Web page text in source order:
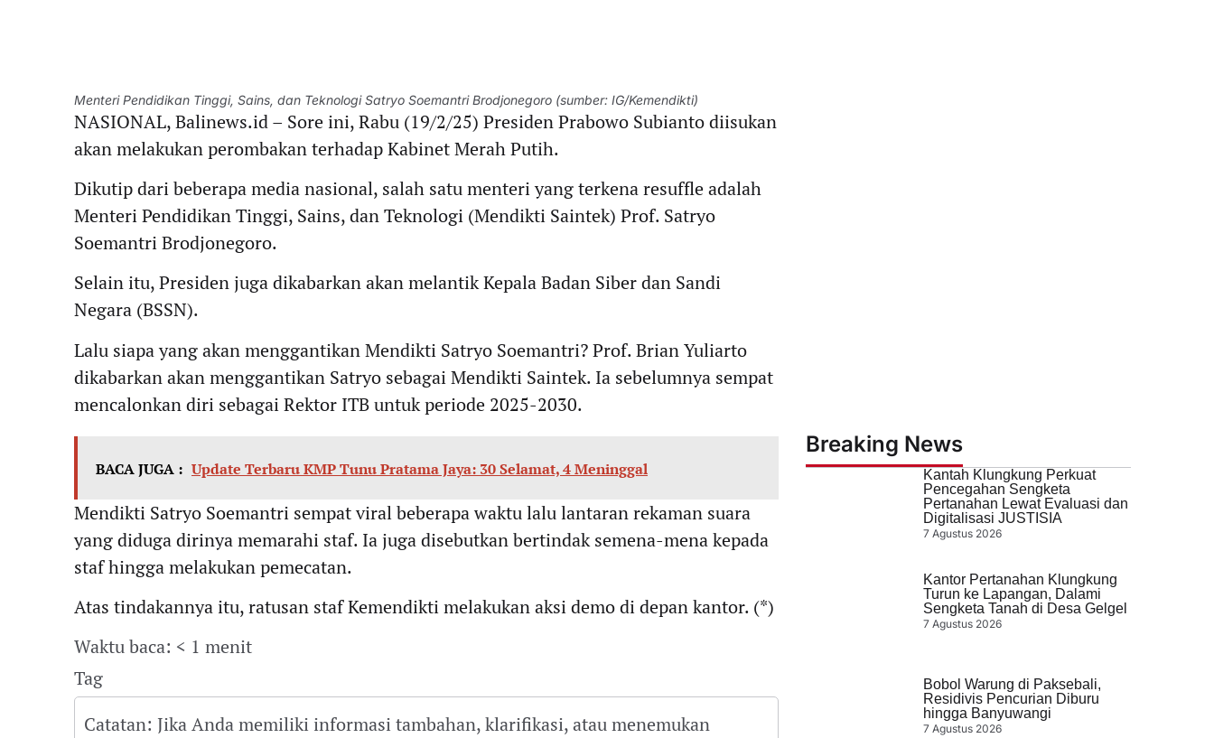
Menteri Pendidikan Tinggi, Sains, dan Teknologi Satryo Soemantri Brodjonegoro (sumber: IG/Kemendikti)
NASIONAL, Balinews.id – Sore ini, Rabu (19/2/25) Presiden Prabowo Subianto diisukan
akan melakukan perombakan terhadap Kabinet Merah Putih.
Dikutip dari beberapa media nasional, salah satu menteri yang terkena resuffle adalah
Menteri Pendidikan Tinggi, Sains, dan Teknologi (Mendikti Saintek) Prof. Satryo
Soemantri Brodjonegoro.
Selain itu, Presiden juga dikabarkan akan melantik Kepala Badan Siber dan Sandi
Negara (BSSN).
Lalu siapa yang akan menggantikan Mendikti Satryo Soemantri? Prof. Brian Yuliarto
dikabarkan akan menggantikan Satryo sebagai Mendikti Saintek. Ia sebelumnya sempat
mencalonkan diri sebagai Rektor ITB untuk periode 2025-2030.
BACA JUGA : Update Terbaru KMP Tunu Pratama Jaya: 30 Selamat, 4 Meninggal
Mendikti Satryo Soemantri sempat viral beberapa waktu lalu lantaran rekaman suara
yang diduga dirinya memarahi staf. Ia juga disebutkan bertindak semena-mena kepada
staf hingga melakukan pemecatan.
Atas tindakannya itu, ratusan staf Kemendikti melakukan aksi demo di depan kantor. (*)
Waktu baca: < 1 menit
Tag
Catatan: Jika Anda memiliki informasi tambahan, klarifikasi, atau menemukan
Breaking News
Kantah Klungkung Perkuat
Pencegahan Sengketa
Pertanahan Lewat Evaluasi dan
Digitalisasi JUSTISIA
7 Agustus 2026
Kantor Pertanahan Klungkung
Turun ke Lapangan, Dalami
Sengketa Tanah di Desa Gelgel
7 Agustus 2026
Bobol Warung di Paksebali,
Residivis Pencurian Diburu
hingga Banyuwangi
7 Agustus 2026